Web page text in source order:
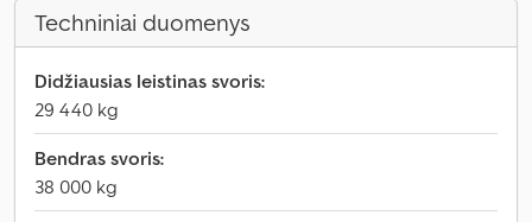
Techniniai duomenys
Didžiausias leistinas svoris:
29 440 kg
Bendras svoris:
38 000 kg